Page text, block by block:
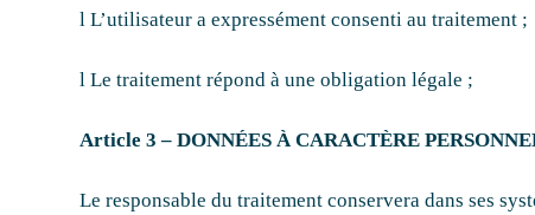
l L’utilisateur a expressément consenti au traitement ;
l Le traitement répond à une obligation légale ;
Article 3 – DONNÉES À CARACTÈRE
Le responsable du traitement conservera dans ses